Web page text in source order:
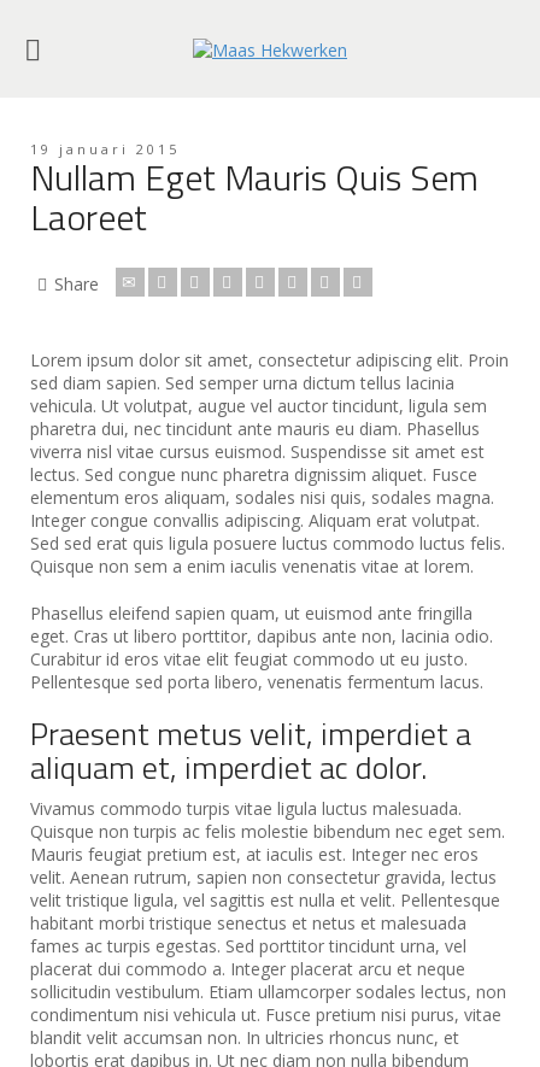
19 januari 2015
Nullam Eget Mauris Quis Sem
Laoreet
Share
Lorem ipsum dolor sit amet, consectetur adipiscing elit. Proin
sed diam sapien. Sed semper urna dictum tellus lacinia
vehicula. Ut volutpat, augue vel auctor tincidunt, ligula sem
pharetra dui, nec tincidunt ante mauris eu diam. Phasellus
viverra nisl vitae cursus euismod. Suspendisse sit amet est
lectus. Sed congue nunc pharetra dignissim aliquet. Fusce
elementum eros aliquam, sodales nisi quis, sodales magna.
Integer congue convallis adipiscing. Aliquam erat volutpat.
Sed sed erat quis ligula posuere luctus commodo luctus felis.
Quisque non sem a enim iaculis venenatis vitae at lorem.
Phasellus eleifend sapien quam, ut euismod ante fringilla
eget. Cras ut libero porttitor, dapibus ante non, lacinia odio.
Curabitur id eros vitae elit feugiat commodo ut eu justo.
Pellentesque sed porta libero, venenatis fermentum lacus.
Praesent metus velit, imperdiet a
aliquam et, imperdiet ac dolor.
Vivamus commodo turpis vitae ligula luctus malesuada.
Quisque non turpis ac felis molestie bibendum nec eget sem.
Mauris feugiat pretium est, at iaculis est. Integer nec eros
velit. Aenean rutrum, sapien non consectetur gravida, lectus
velit tristique ligula, vel sagittis est nulla et velit. Pellentesque
habitant morbi tristique senectus et netus et malesuada
fames ac turpis egestas. Sed porttitor tincidunt urna, vel
placerat dui commodo a. Integer placerat arcu et neque
sollicitudin vestibulum. Etiam ullamcorper sodales lectus, non
condimentum nisi vehicula ut. Fusce pretium nisi purus, vitae
blandit velit accumsan non. In ultricies rhoncus nunc, et
lobortis erat dapibus in. Ut nec diam non nulla bibendum